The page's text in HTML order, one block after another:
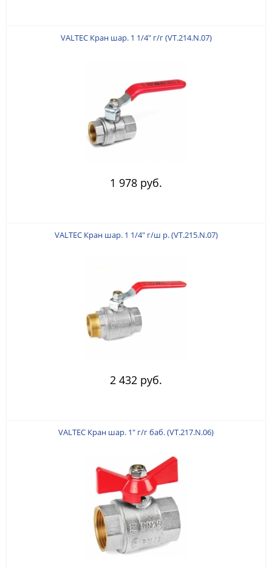
VALTEC Кран шар. 1 1/4" г/г (VT.214.N.07)
1 978 руб.
VALTEC Кран шар. 1 1/4" г/ш р. (VT.215.N.07)
2 432 руб.
VALTEC Кран шар. 1" г/г баб. (VT.217.N.06)